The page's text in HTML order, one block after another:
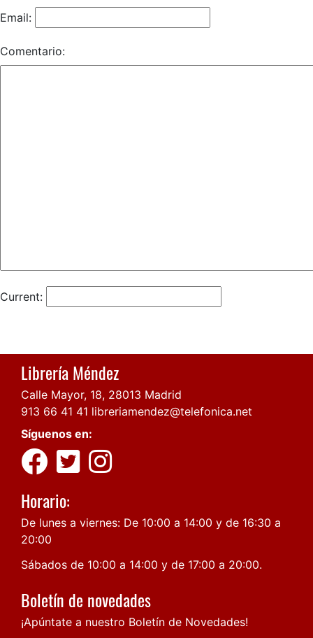
Email:
Comentario:
Current:
Librería Méndez
Calle Mayor, 18, 28013 Madrid
913 66 41 41 libreriamendez@telefonica.net
Síguenos en:
Horario:
De lunes a viernes: De 10:00 a 14:00 y de 16:30 a
20:00
Sábados de 10:00 a 14:00 y de 17:00 a 20:00.
Boletín de novedades
¡Apúntate a nuestro Boletín de Novedades!